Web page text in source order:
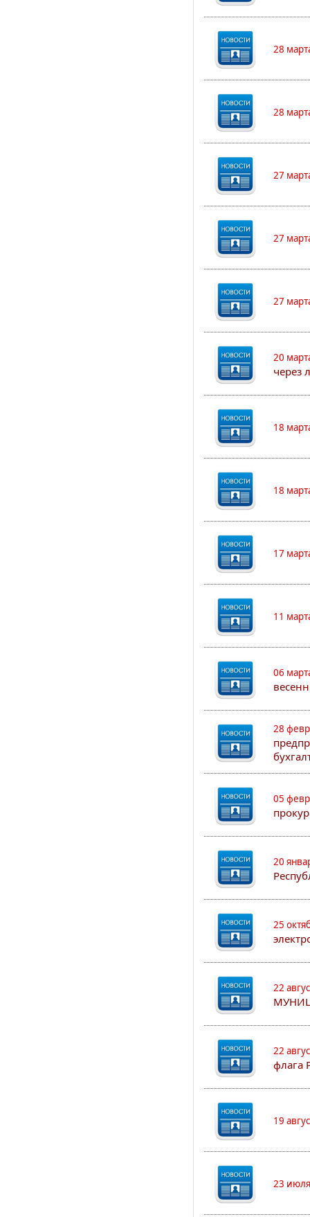
28
28
27
27
27
20
через
18
18
17
11
06
28
05
20
25
22
22
флага
19
23